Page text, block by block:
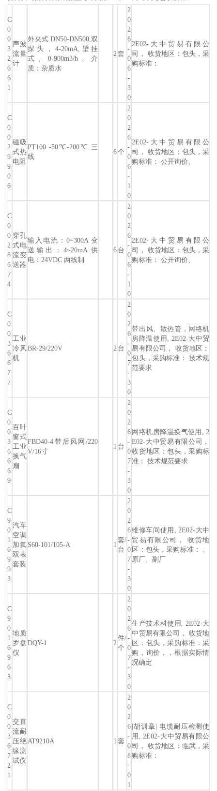
C
0
0
3
2
6
6
1
声波
流量
计
外夹式 DN50-DN500,双
探头，4-20mA,壁挂
式、0-900m3/h、介
质：杂质水
2套
2
0
2
6
-
0
6
-
3
0
2E02-大中贸易有限公
司， 收货地区：包头，采
购标准：
C
0
0
2
9
9
0
6
磁吸
式热
电阻
PT100 -50℃-200℃ 三
线
6个
2
0
2
6
-
0
6
-
1
0
2E02-大中贸易有限公
司， 收货地区：包头，采
购标准： 公开询价、
C
0
0
2
8
6
7
4
穿孔
式电
流变
送器
输入电流：0~300A 变
送输出：4~20mA 供
电：24VDC 两线制
6台
2
0
2
6
-
0
6
-
1
0
2E02-大中贸易有限公
司， 收货地区：包头，采
购标准： 公开询价、
C
0
0
3
6
6
7
7
工业
冷风
机
BR-29/220V 2台
2
0
2
6
-
0
7
-
3
0
带出风、散热管，网络机
房降温使用, 2E02-大中贸
易有限公司， 收货地区：
包头，采购标准： 技术规
范要求
C
0
0
3
6
6
6
9
百叶
窗式
工业
换气
扇
FBD40-4带后风网/220
V/16寸
1 台
2
0
2
6
-
0
7
-
3
0
网络机房降温换气使用, 2
E02-大中贸易有限公司，
收货地区：包头，采购标
准： 技术规范要求
C
9
0
1
6
9
9
3
汽车
空调
加氟
双表
套装
S60-101/105-A 1
套/
台
2
0
2
6
-
0
7
-
3
0
维修车间使用, 2E02-大中
贸易有限公司， 收货地
区：包头，采购标准： 、
原厂、副厂
C
9
0
1
6
9
6
3
地质
罗盘
仪
DQY-1 2
件/
个
2
0
2
6
-
0
7
-
3
0
生产技术科使用, 2E02-大
中贸易有限公司， 收货地
区：包头，采购标准：采
购，询价，，根据实际情
况确定
C
0
0
3
6
7
2
1
交直
流耐
压绝
缘测
试仪
AT9210A 1 套
2
0
2
6
-
0
8
-
0
1
|胡训章| 电缆耐压检测使
用, 2E02-大中贸易有限公
司， 收货地区：临武，采
购标准：